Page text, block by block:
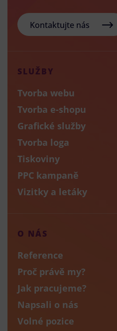
Kontaktujte nás
SLUŽBY
Tvorba webu
Tvorba e-shopu
Grafické služby
Tvorba loga
Tiskoviny
PPC kampaně
Vizitky a letáky
O NÁS
Reference
Proč právě my?
Jak pracujeme?
Napsali o nás
Volné pozice